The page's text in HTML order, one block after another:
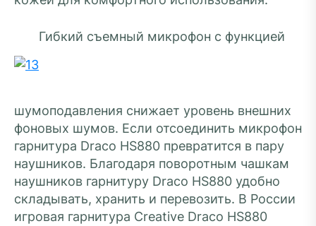
Гибкий съемный микрофон с функцией
шумоподавления снижает уровень внешних
фоновых шумов. Если отсоединить микрофон
гарнитура Draco HS880 превратится в пару
наушников. Благодаря поворотным чашкам
наушников гарнитуру Draco HS880 удобно
складывать, хранить и перевозить. В России
игровая гарнитура Creative Draco HS880